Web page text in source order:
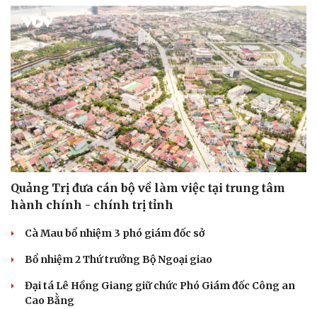
Du lịch
Tư vấn
Săn Tour
check-in
Podcast
Câu chuyện thời sự
Đọc truyện đêm khuya
Cửa sổ tình yêu
Kể chuyện cho bé
Hạt giống tâm hồn
Quảng Trị đưa cán bộ về làm việc tại trung tâm
hành chính - chính trị tỉnh
Cà Mau bổ nhiệm 3 phó giám đốc sở
Bổ nhiệm 2 Thứ trưởng Bộ Ngoại giao
Đại tá Lê Hồng Giang giữ chức Phó Giám đốc Công an
Cao Bằng